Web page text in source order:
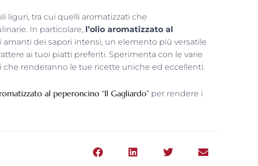
liguri, tra cui quelli aromatizzati che
In particolare, l’olio aromatizzato al
amanti dei sapori intensi, un elemento più versatile
ai tuoi piatti preferiti. Sperimenta con le varie
che renderanno le tue ricette uniche ed eccellenti.
al peperoncino “Il Gagliardo” per rendere i